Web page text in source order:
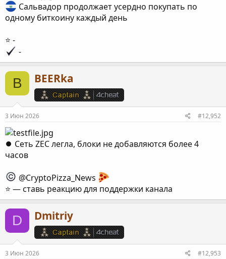
Сальвадор продолжает усердно покупать по
одному биткоину каждый день
⭐️ -
-
B BEERka
3 Июн 2026 #12,952
⏺ Сеть ZEC легла, блоки не добавляются более 4
часов
@CryptoPizza_News
⭐️ — ставь реакцию для поддержки канала
D Dmitriy
3 Июн 2026 #12,953